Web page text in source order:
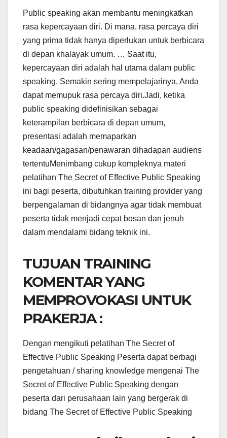
Public speaking akan membantu meningkatkan
rasa kepercayaan diri. Di mana, rasa percaya diri
yang prima tidak hanya diperlukan untuk berbicara
di depan khalayak umum. … Saat itu,
kepercayaan diri adalah hal utama dalam public
speaking. Semakin sering mempelajarinya, Anda
dapat memupuk rasa percaya diri.Jadi, ketika
public speaking didefinisikan sebagai
keterampilan berbicara di depan umum,
presentasi adalah memaparkan
keadaan/gagasan/penawaran dihadapan audiens
tertentuMenimbang cukup kompleknya materi
pelatihan The Secret of Effective Public Speaking
ini bagi peserta, dibutuhkan training provider yang
berpengalaman di bidangnya agar tidak membuat
peserta tidak menjadi cepat bosan dan jenuh
dalam mendalami bidang teknik ini.
TUJUAN TRAINING
KOMENTAR YANG
MEMPROVOKASI UNTUK
PRAKERJA :
Dengan mengikuti pelatihan The Secret of
Effective Public Speaking Peserta dapat berbagi
pengetahuan / sharing knowledge mengenai The
Secret of Effective Public Speaking dengan
peserta dari perusahaan lain yang bergerak di
bidang The Secret of Effective Public Speaking